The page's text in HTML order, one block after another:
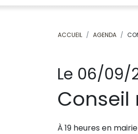
ACCUEIL AGENDA
Le 06/09/
À 19 heures en mairie